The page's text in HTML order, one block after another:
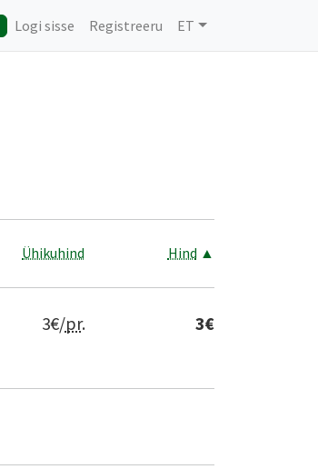
Logi sisse Registreeru ET
Ühikuhind Hind ▲
3€
3€/pr.